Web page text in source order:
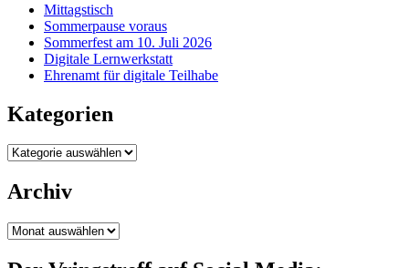
Mittagstisch
Sommerpause voraus
Sommerfest am 10. Juli 2026
Digitale Lernwerkstatt
Ehrenamt für digitale Teilhabe
Kategorien
Kategorien
Archiv
Archiv